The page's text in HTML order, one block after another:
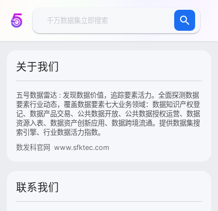
关于我们
五号数据雷达 : 发现数据价值，追踪要素活力。全面探测数据
要素行业动态，覆盖数据要素七大业务领域：数据知识产权登
记、数据产品交易、公共数据开放、公共数据授权运营、数据
资源入表、数据资产创新应用、数据跨境流通。提供数据集搜
索引擎、行业数据活力指数。
数发科官网 www.sfktec.com
联系我们